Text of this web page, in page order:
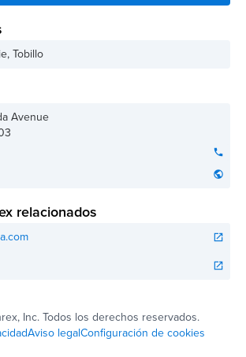
Tobillo
Avenue
phone
public
relacionados
open_in_new
open_in_new
Inc. Todos los derechos reservados.
Aviso legalConfiguración de cookies